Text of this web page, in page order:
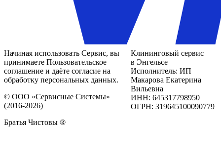
Начиная использовать Сервис, вы
принимаете Пользовательское
соглашение и даёте согласие на
обработку персональных данных.
© ООО «Сервисные Системы»
(2016-2026)
Братья Чистовы ®
Клининговый сервис
в Энгельсе
Исполнитель: ИП
Макарова Екатерина
Вильевна
ИНН: 645317798950
ОГРН: 319645100090779